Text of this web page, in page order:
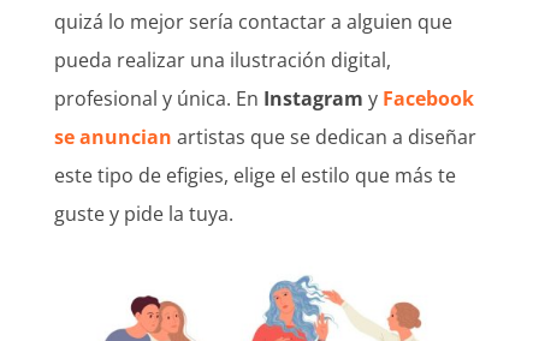
quizá lo mejor sería contactar a alguien que
pueda realizar una ilustración digital,
profesional y única. En Instagram y Facebook
se anuncian artistas que se dedican a diseñar
este tipo de efigies, elige el estilo que más te
guste y pide la tuya.